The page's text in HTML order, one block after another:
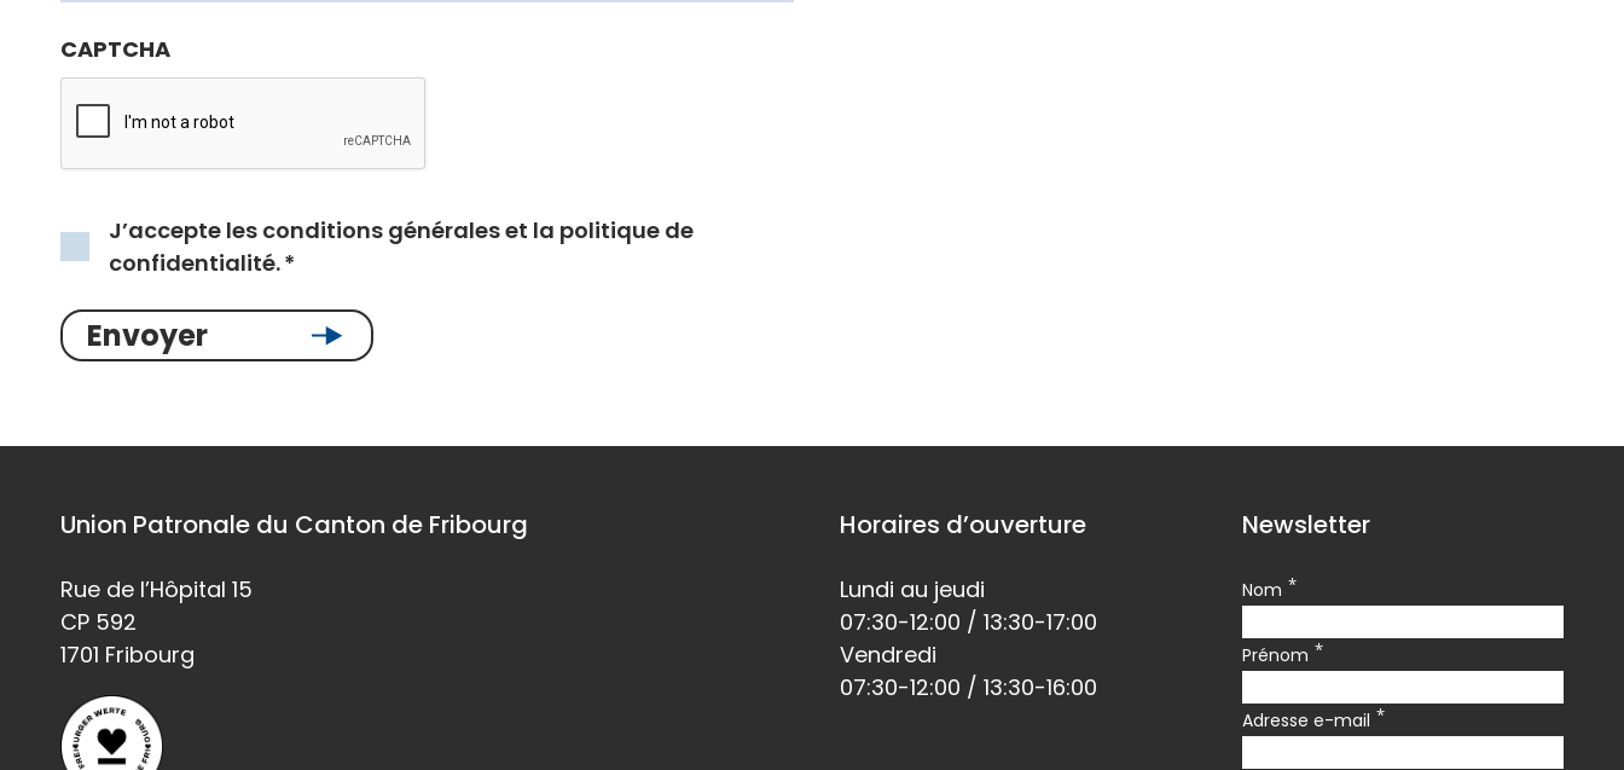
CAPTCHA
J’accepte les conditions générales et la politique de
confidentialité.*
Envoyer
Union Patronale du Canton de Fribourg
Rue de l’Hôpital 15
CP 592
1701 Fribourg
Horaires d’ouverture
Lundi au jeudi
07:30-12:00 / 13:30-17:00
Vendredi
07:30-12:00 / 13:30-16:00
Newsletter
Nom *
Prénom *
Adresse e-mail *